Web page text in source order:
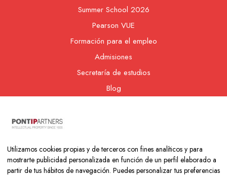
Summer School 2026
Pearson VUE
Formación para el empleo
Admisiones
Secretaría de estudios
Blog
Utilizamos cookies propias y de terceros con fines analíticos y para
mostrarte publicidad personalizada en función de un perfil elaborado a
partir de tus hábitos de navegación. Puedes personalizar tus preferencias